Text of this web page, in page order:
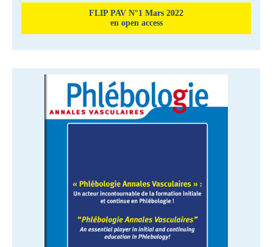
FLIP PAV N°1 Mars 2022
en open access